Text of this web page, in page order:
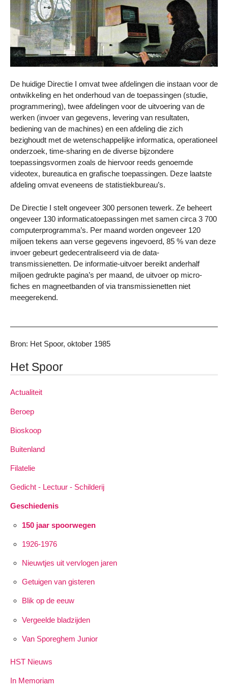
De huidige Directie I omvat twee afdelingen die instaan voor de
ontwikkeling en het onderhoud van de toepassingen (studie,
programmering), twee afdelingen voor de uitvoering van de
werken (invoer van gegevens, levering van resultaten,
bediening van de machines) en een afdeling die zich
bezighoudt met de wetenschappelijke informatica, operationeel
onderzoek, time-sharing en de diverse bijzondere
toepassingsvormen zoals de hiervoor reeds genoemde
videotex, bureautica en grafische toepassingen. Deze laatste
afdeling omvat eveneens de statistiekbureau’s.
De Directie I stelt ongeveer 300 personen tewerk. Ze beheert
ongeveer 130 informaticatoepassingen met samen circa 3 700
computerprogramma’s. Per maand worden ongeveer 120
miljoen tekens aan verse gegevens ingevoerd, 85 % van deze
invoer gebeurt gedecentraliseerd via de data-
transmissienetten. De informatie-uitvoer bereikt anderhalf
miljoen gedrukte pagina’s per maand, de uitvoer op micro-
fiches en magneetbanden of via transmissienetten niet
meegerekend.
Bron: Het Spoor, oktober 1985
Het Spoor
Actualiteit
Beroep
Bioskoop
Buitenland
Filatelie
Gedicht - Lectuur - Schilderij
Geschiedenis
150 jaar spoorwegen
1926-1976
Nieuwtjes uit vervlogen jaren
Getuigen van gisteren
Blik op de eeuw
Vergeelde bladzijden
Van Sporeghem Junior
HST Nieuws
In Memoriam